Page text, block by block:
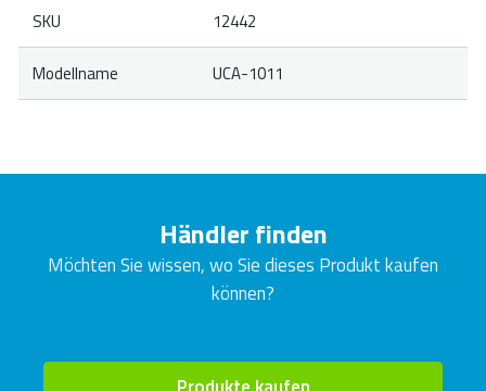
SKU 12442
Modellname UCA-1011
Händler finden
Möchten Sie wissen, wo Sie dieses Produkt kaufen
können?